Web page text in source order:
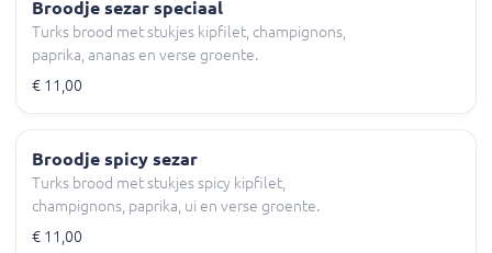
Broodje sezar speciaal
Turks brood met stukjes kipfilet, champignons,
paprika, ananas en verse groente.
€ 11,00
Broodje spicy sezar
Turks brood met stukjes spicy kipfilet,
champignons, paprika, ui en verse groente.
€ 11,00